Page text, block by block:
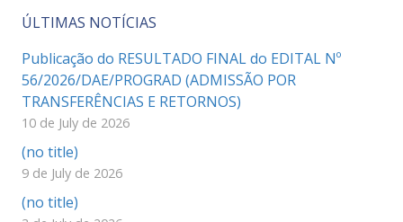
ÚLTIMAS NOTÍCIAS
Publicação do RESULTADO FINAL do EDITAL Nº
56/2026/DAE/PROGRAD (ADMISSÃO POR
TRANSFERÊNCIAS E RETORNOS)
10 de July de 2026
(no title)
9 de July de 2026
(no title)